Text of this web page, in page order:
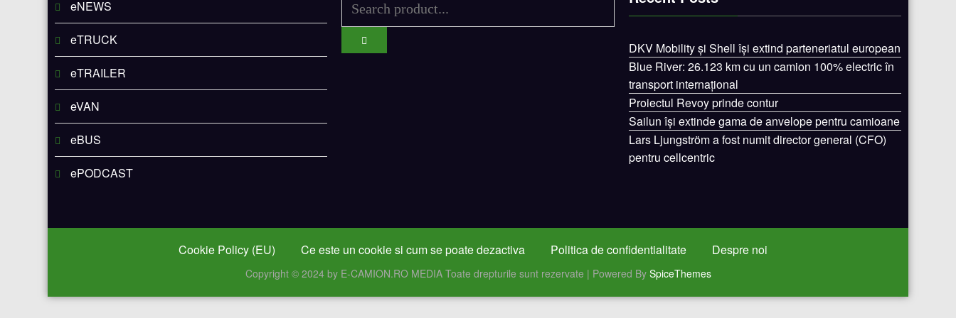
eNEWS
eTRUCK
eTRAILER
eVAN
eBUS
ePODCAST
DKV Mobility și Shell își extind parteneriatul european
Blue River: 26.123 km cu un camion 100% electric în
transport internațional
Proiectul Revoy prinde contur
Sailun își extinde gama de anvelope pentru camioane
Lars Ljungström a fost numit director general (CFO)
pentru cellcentric
Cookie Policy (EU) Ce este un cookie si cum se poate dezactiva Politica de confidentialitate Despre noi
Copyright © 2024 by E-CAMION.RO MEDIA Toate drepturile sunt rezervate | Powered By SpiceThemes